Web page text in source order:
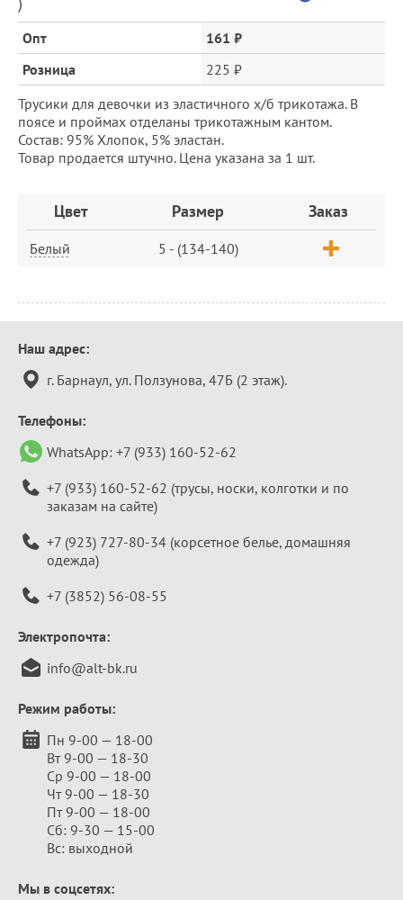
и
цена
Опт
161 ₽
Розница
225 ₽
Трусики для девочки из эластичного х/б трикотажа. В
поясе и проймах отделаны трикотажным кантом.
Состав: 95% Хлопок, 5% эластан.
Товар продается штучно. Цена указана за 1 шт.
ЗаказЦвет Размер Заказ
Белый 5 - (134-140)
Контактная
информация
Наш адрес:
г. Барнаул, ул. Ползунова, 47Б (2 этаж).
Телефоны:
WhatsApp: +7 (933) 160-52-62
+7 (933) 160-52-62 (трусы, носки, колготки и по
заказам на сайте)
+7 (923) 727-80-34 (корсетное белье, домашняя
одежда)
+7 (3852) 56-08-55
Электропочта:
info@alt-bk.ru
Режим работы:
Пн 9-00 — 18-00
Вт 9-00 — 18-30
Ср 9-00 — 18-00
Чт 9-00 — 18-30
Пт 9-00 — 18-00
Сб: 9-30 — 15-00
Вс: выходной
Мы в соцсетях: